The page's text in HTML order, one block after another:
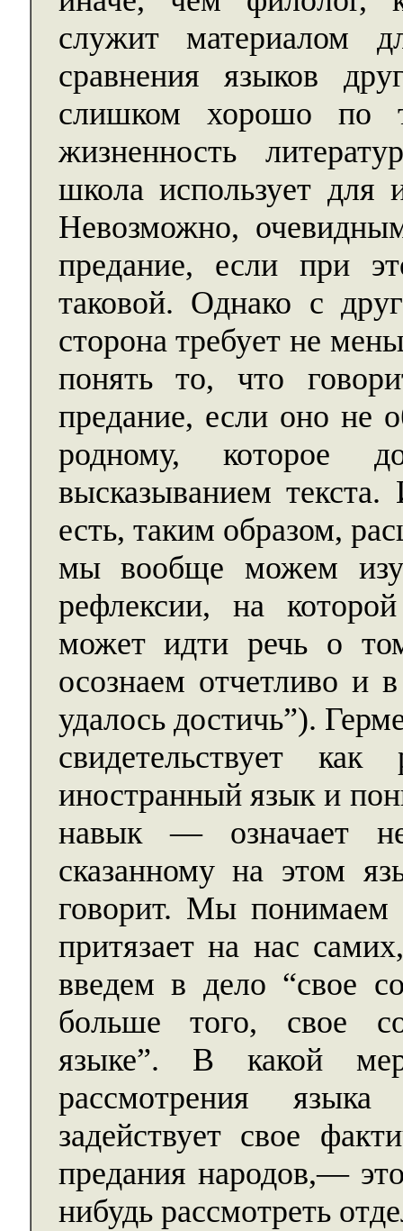
служит материалом
сравнения языков
слишком хорошо по
жизненность
школа использует для
Невозможно,
предание, если при
таковой. Однако с
сторона требует не
понять то, что
предание, если оно не
родному, которое
высказыванием текста.
есть, таким образом,
мы вообще можем
рефлексии, на
может идти речь о
осознаем отчетливо и
удалось достичь”).
свидетельствует
иностранный язык и
навык — означает
сказанному на этом
говорит. Мы понимаем
притязает на нас
введем в дело “свое
больше того, свое
языке”. В какой
рассмотрения
задействует свое
предания народов,—
нибудь рассмотреть